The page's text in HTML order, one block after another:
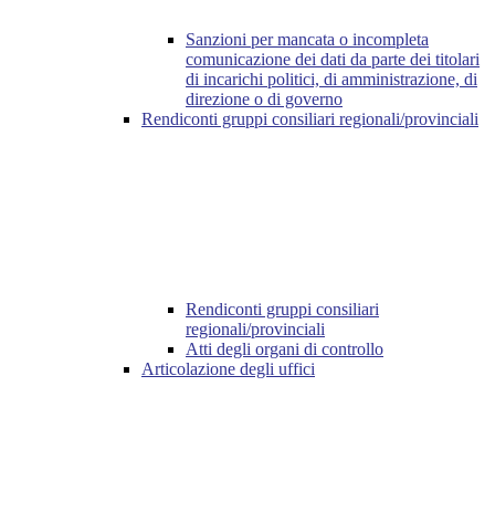
Sanzioni per mancata o incompleta
comunicazione dei dati da parte dei titolari
di incarichi politici, di amministrazione, di
direzione o di governo
Rendiconti gruppi consiliari regionali/provinciali
Rendiconti gruppi consiliari
regionali/provinciali
Atti degli organi di controllo
Articolazione degli uffici